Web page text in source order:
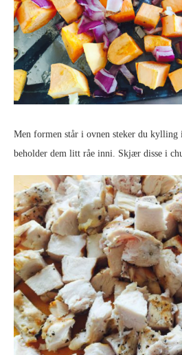
Men formen står i ovnen steker du kylling
beholder dem litt råe inni. Skjær disse i